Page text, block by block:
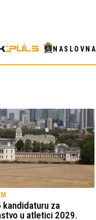
NASLOVNA
za
u atletici 2029.